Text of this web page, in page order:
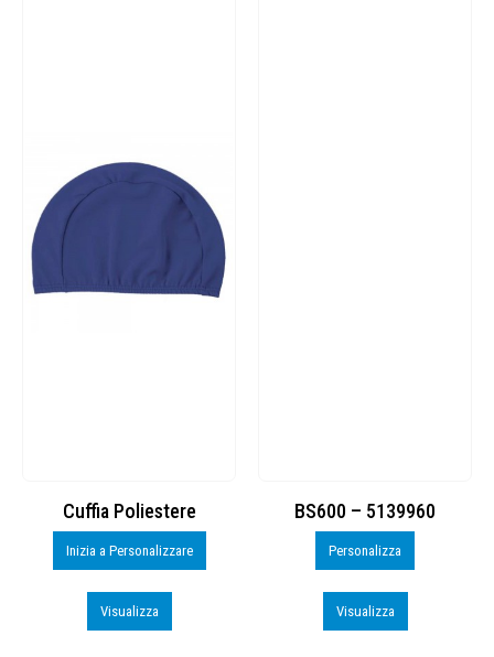
Cuffia Poliestere
Inizia a Personalizzare
Visualizza
BS600 – 5139960
Personalizza
Visualizza